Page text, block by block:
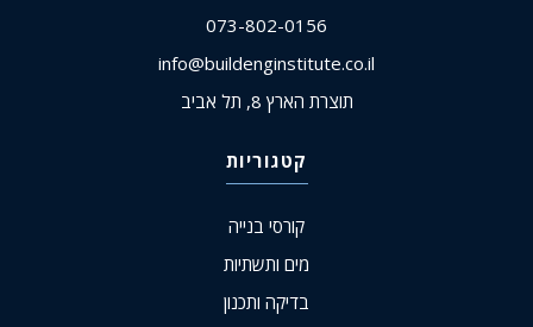
073-802-0156
info@buildenginstitute.co.il
תוצרת הארץ 8, תל אביב
קטגוריות
קורסי בנייה
מים ותשתיות
בדיקה ותכנון